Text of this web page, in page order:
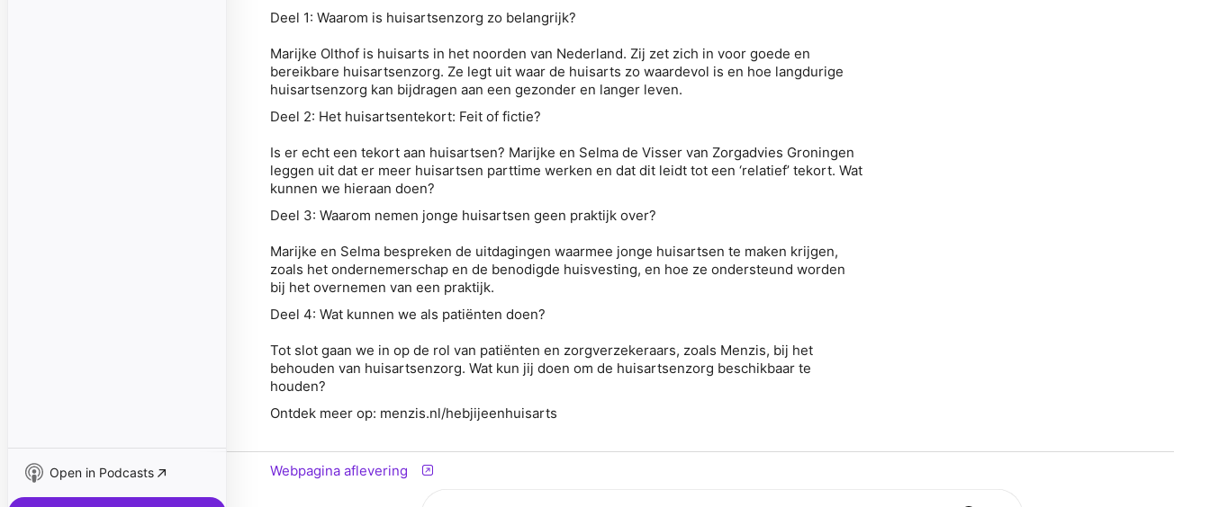
Open in Podcasts
Deel 1: Waarom is huisartsenzorg zo belangrijk?
Marijke Olthof is huisarts in het noorden van Nederland. Zij zet zich in voor goede en
bereikbare huisartsenzorg. Ze legt uit waar de huisarts zo waardevol is en hoe langdurige
huisartsenzorg kan bijdragen aan een gezonder en langer leven.
Deel 2: Het huisartsentekort: Feit of fictie?
Is er echt een tekort aan huisartsen? Marijke en Selma de Visser van Zorgadvies Groningen
leggen uit dat er meer huisartsen parttime werken en dat dit leidt tot een ‘relatief’ tekort. Wat
kunnen we hieraan doen?
Deel 3: Waarom nemen jonge huisartsen geen praktijk over?
Marijke en Selma bespreken de uitdagingen waarmee jonge huisartsen te maken krijgen,
zoals het ondernemerschap en de benodigde huisvesting, en hoe ze ondersteund worden
bij het overnemen van een praktijk.
Deel 4: Wat kunnen we als patiënten doen?
Tot slot gaan we in op de rol van patiënten en zorgverzekeraars, zoals Menzis, bij het
behouden van huisartsenzorg. Wat kun jij doen om de huisartsenzorg beschikbaar te
houden?
Ontdek meer op: menzis.nl/hebjijeenhuisarts
Webpagina aflevering